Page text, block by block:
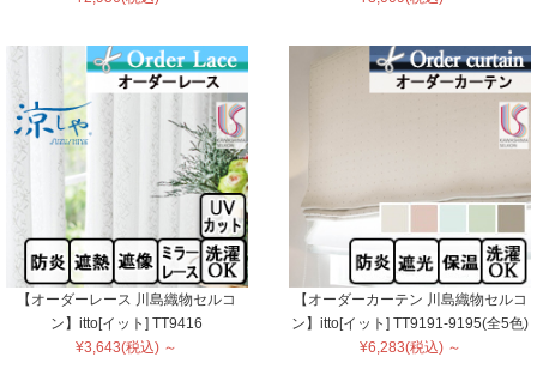
【オーダーレース 川島織物セルコ
ン】itto[イット] TT9416
¥3,643(税込) ～
【オーダーカーテン 川島織物セルコ
ン】itto[イット] TT9191-9195(全5色)
¥6,283(税込) ～